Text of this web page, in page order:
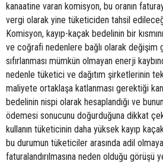
kanaatine varan komisyon, bu oranın
vergi olarak yine tüketiciden tahsil
Komisyon, kayıp-kaçak bedelinin bir
ve coğrafi nedenlere bağlı olarak değişim
sıfırlanması mümkün olmayan enerji
nedenle tüketici ve dağıtım şirketlerinin
maliyete ortaklaşa katlanması gerektiği
bedelinin nispi olarak hesaplandığı ve
ödemesi sonucunu doğurduğuna dikkat
kullanın tüketicinin daha yüksek kayıp
bu durumun tüketiciler arasında adil
faturalandırılmasına neden olduğu görüşü